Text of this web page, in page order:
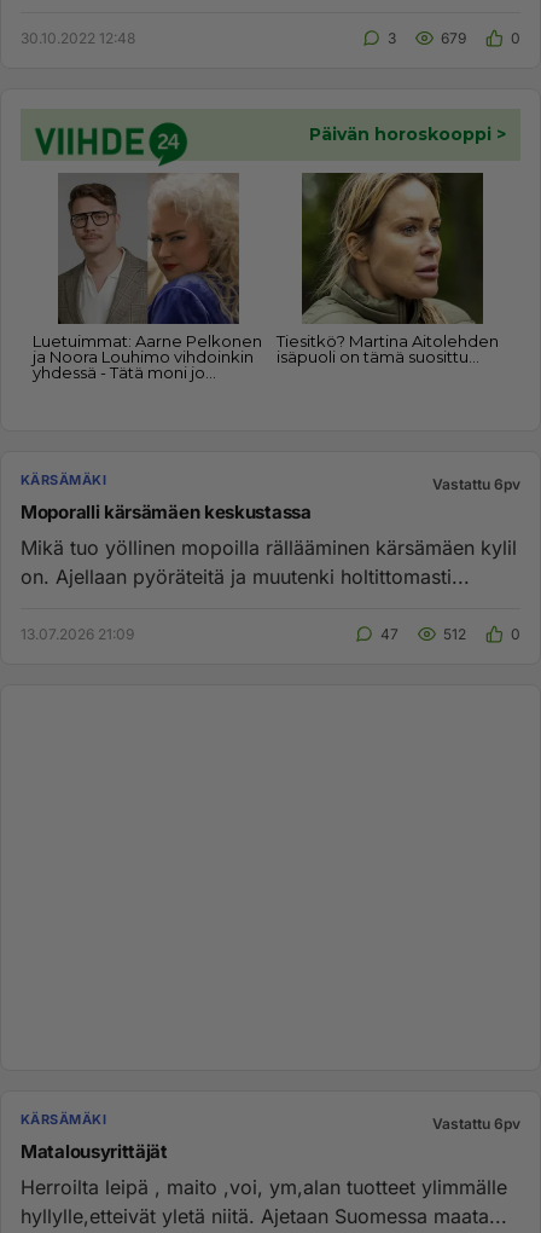
30.10.2022 12:48 3 679 0
KÄRSÄMÄKI Vastattu 6pv
Moporalli kärsämäen keskustassa
Mikä tuo yöllinen mopoilla rällääminen kärsämäen kylil
on. Ajellaan pyöräteitä ja muutenki holtittomasti...
13.07.2026 21:09 47 512 0
KÄRSÄMÄKI Vastattu 6pv
Matalousyrittäjät
Herroilta leipä , maito ,voi, ym,alan tuotteet ylimmälle
hyllylle,etteivät yletä niitä. Ajetaan Suomessa maata...